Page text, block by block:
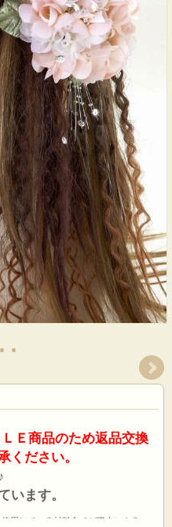
Ｅ商品のため返品交換
ください。
います。
用している材料全てが職人によるハ